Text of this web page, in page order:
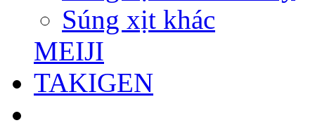
Súng xịt khác
MEIJI
TAKIGEN